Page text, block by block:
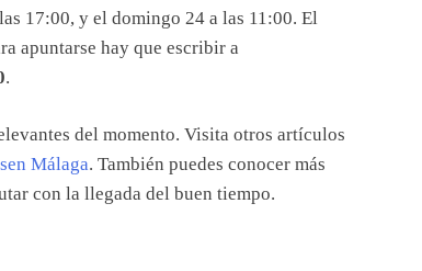
17:00, y el domingo 24 a las 11:00. El
apuntarse hay que escribir a
.
del momento. Visita otros artículos
Málaga. También puedes conocer más
con la llegada del buen tiempo.